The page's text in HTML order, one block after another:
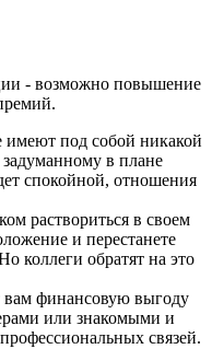
- возможно повышение
под собой никакой
в плане
спокойной, отношения
раствориться в своем
и перестанете
коллеги обратят на это
вам финансовую выгоду
или знакомыми и
связей.